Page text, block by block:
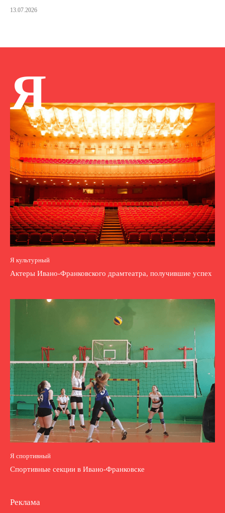
13.07.2026
Я
Я культурный
Актеры Ивано-Франковского драмтеатра, получившие успех
Я спортивный
Спортивные секции в Ивано-Франковске
Реклама